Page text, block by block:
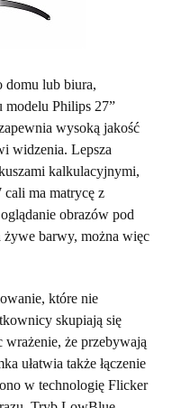
domu lub biura,
modelu Philips 27”
wysoką jakość
widzenia. Lepsza
kalkulacyjnymi,
ma matrycę z
obrazów pod
barwy, można więc
które nie
skupiają się
wrażenie, że przebywają
ułatwia także łączenie
w technologię Flicker